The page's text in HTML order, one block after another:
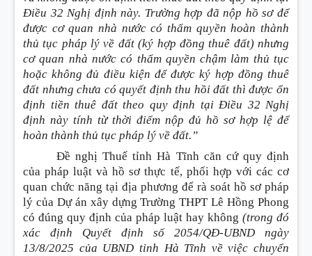
Điều 32 Nghị định này. Trường hợp đã nộp hồ sơ để
được cơ quan nhà nước có thẩm quyền hoàn thành
thủ tục pháp lý về đất(ký hợp đồng thuê đất)nhưng
cơ quan nhà nước có thẩm quyền chậm làm thủ tục
hoặc không đủ điều kiện để được ký hợp đồng thuê
đất nhưng chưa có quyết định thu hồi đất thì được ổn
định tiền thuê đất theo quy định tại Điều 32 Nghị
định này tính từ thời điểm nộp đủ hồ sơ hợp lệ để
hoàn thành thủ tục pháp lý về đất.”
Đề nghị Thuế tỉnh Hà Tĩnh căn cứ quy định
của pháp luật và hồ sơ thực tế, phối hợp với các cơ
quan chức năng tại địa phương để rà soát hồ sơ pháp
lý của Dự án xây dựng Trường THPT Lê Hồng Phong
có đúng quy định của pháp luật hay không (trong đó
xác định Quyết định số 2054/QĐ-UBND ngày
13/8/2025 của UBND tỉnh Hà Tĩnh về việc chuyển